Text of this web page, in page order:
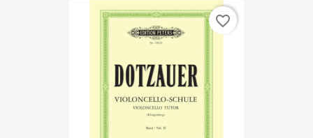
favorite_border